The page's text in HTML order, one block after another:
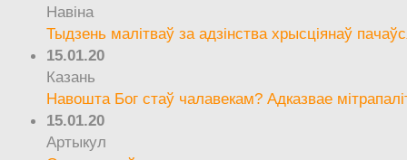
Навіна
Тыдзень малітваў за адзінства хрысціянаў
15.01.20
Казань
Навошта Бог стаў чалавекам? Адказвае
15.01.20
Артыкул